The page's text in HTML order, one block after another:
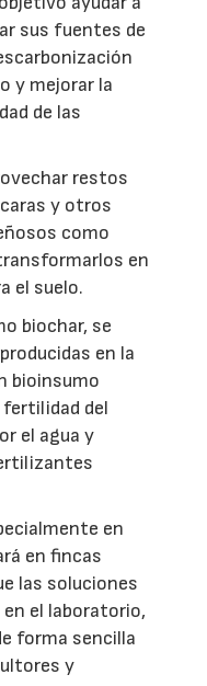
sus fuentes de
y mejorar la
de las
restos
y otros
como
en
el suelo.
biochar, se
en la
bioinsumo
fertilidad del
el agua y
en
en fincas
las soluciones
en el laboratorio,
forma sencilla
y